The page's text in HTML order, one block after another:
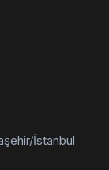
İstanbul